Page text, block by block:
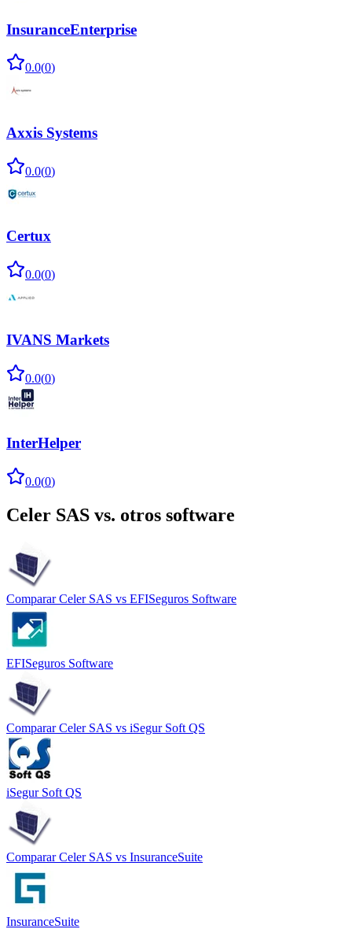
InsuranceEnterprise
0.0(0)
Axxis Systems
0.0(0)
Certux
0.0(0)
IVANS Markets
0.0(0)
InterHelper
0.0(0)
Celer SAS vs. otros software
Comparar Celer SAS vs EFISeguros Software
EFISeguros Software
Comparar Celer SAS vs iSegur Soft QS
iSegur Soft QS
Comparar Celer SAS vs InsuranceSuite
InsuranceSuite